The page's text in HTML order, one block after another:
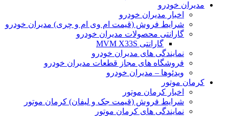
مدیران خودرو
اخبار مدیران خودرو
شرایط فروش (قیمت ام وی ام و چری) مدیران خودرو
گارانتی محصولات مدیران خودرو
گارانتی MVM X33S
نمایندگی های مدیران خودرو
فروشگاه های مجاز قطعات مدیران خودرو
ویدئوها – مدیران خودرو
کرمان موتور
اخبار کرمان موتور
شرایط فروش (قیمت جک و لیفان) کرمان موتور
نمایندگی های کرمان موتور